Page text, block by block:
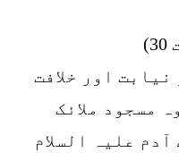
اور خلافت
مسجود ملائک
علیہ السلام